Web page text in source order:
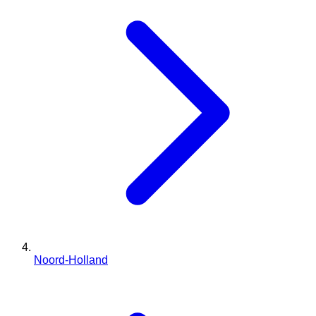
Noord-Holland